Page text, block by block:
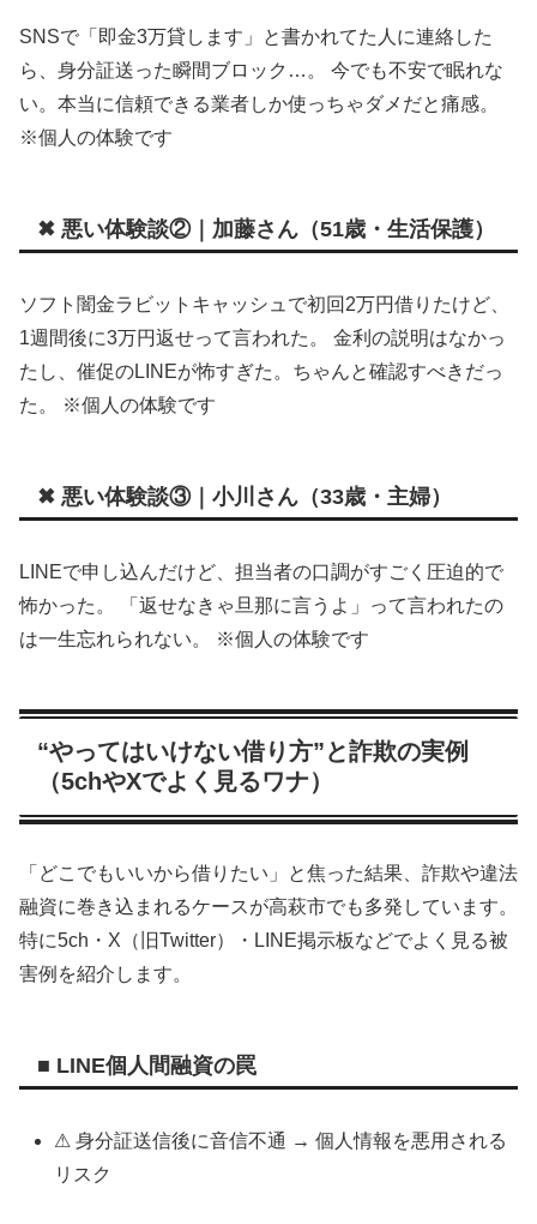
SNSで「即金3万貸します」と書かれてた人に連絡した
ら、身分証送った瞬間ブロック…。 今でも不安で眠れな
い。本当に信頼できる業者しか使っちゃダメだと痛感。
※個人の体験です
✖ 悪い体験談②｜加藤さん（51歳・生活保護）
ソフト闇金ラビットキャッシュで初回2万円借りたけど、
1週間後に3万円返せって言われた。 金利の説明はなかっ
たし、催促のLINEが怖すぎた。ちゃんと確認すべきだっ
た。 ※個人の体験です
✖ 悪い体験談③｜小川さん（33歳・主婦）
LINEで申し込んだけど、担当者の口調がすごく圧迫的で
怖かった。 「返せなきゃ旦那に言うよ」って言われたの
は一生忘れられない。 ※個人の体験です
“やってはいけない借り方”と詐欺の実例
（5chやXでよく見るワナ）
「どこでもいいから借りたい」と焦った結果、詐欺や違法
融資に巻き込まれるケースが高萩市でも多発しています。
特に5ch・X（旧Twitter）・LINE掲示板などでよく見る被
害例を紹介します。
■ LINE個人間融資の罠
⚠ 身分証送信後に音信不通 → 個人情報を悪用される
リスク